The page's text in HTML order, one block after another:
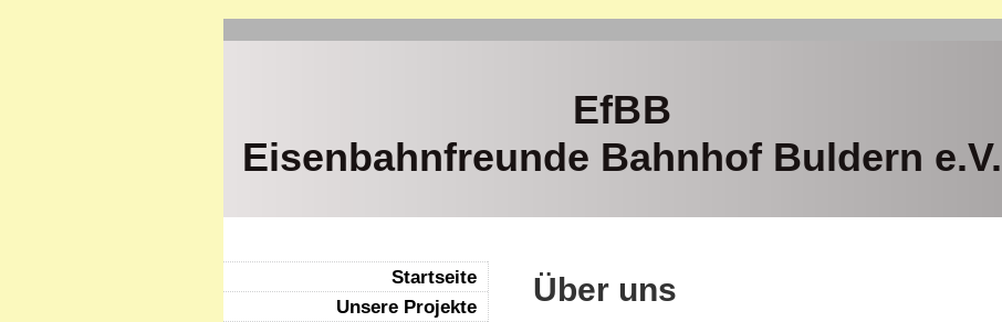
EfBB
Eisenbahnfreunde Bahnhof Buldern e.V.
Über uns
Startseite
Unsere Projekte